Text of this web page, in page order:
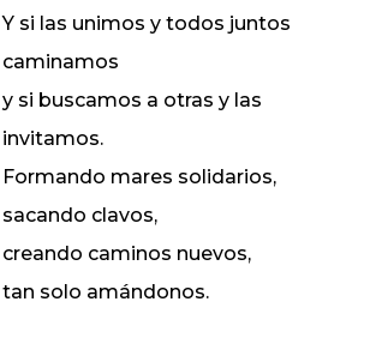
Y si las unimos y todos juntos
caminamos
y si buscamos a otras y las
invitamos.
Formando mares solidarios,
sacando clavos,
creando caminos nuevos,
tan solo amándonos.